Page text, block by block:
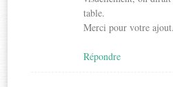
table.
Merci pour votre ajout.
Répondre